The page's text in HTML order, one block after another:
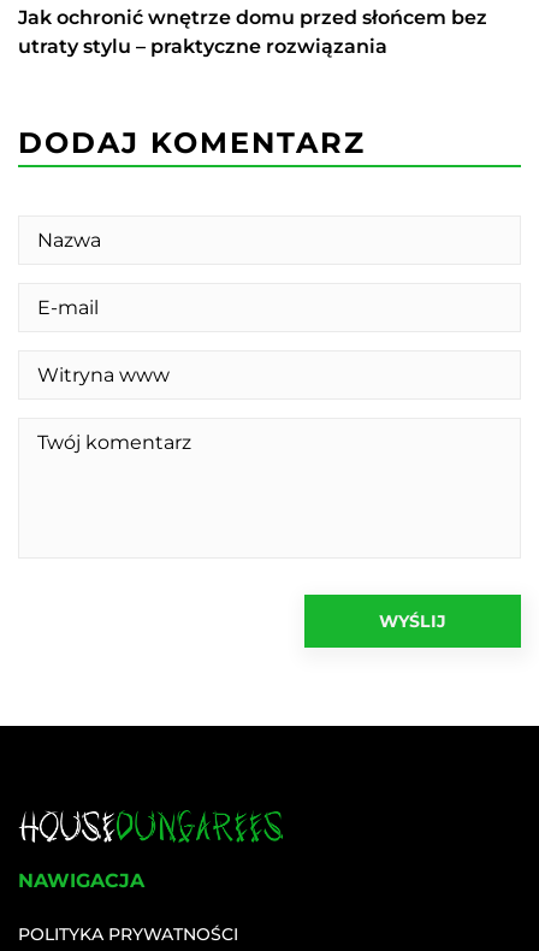
Jak ochronić wnętrze domu przed słońcem bez
utraty stylu – praktyczne rozwiązania
DODAJ KOMENTARZ
NAWIGACJA
POLITYKA PRYWATNOŚCI